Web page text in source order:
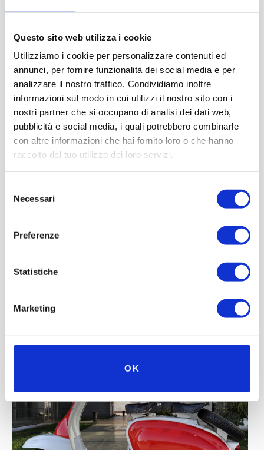
Questo sito web utilizza i cookie
Utilizziamo i cookie per personalizzare contenuti ed
annunci, per fornire funzionalità dei social media e per
analizzare il nostro traffico. Condividiamo inoltre
informazioni sul modo in cui utilizzi il nostro sito con i
nostri partner che si occupano di analisi dei dati web,
pubblicità e social media, i quali potrebbero combinarle
con altre informazioni che hai fornito loro o che hanno
raccolto dal tuo utilizzo dei loro servizi.
delNecessari
Preferenze
Statistiche
Marketing
OK